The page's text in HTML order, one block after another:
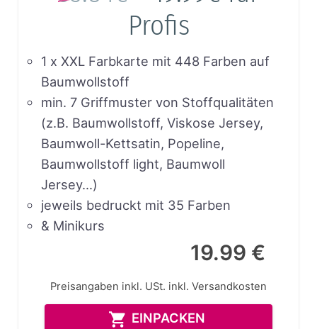
Profis
1 x XXL Farbkarte mit 448 Farben auf
Baumwollstoff
min. 7 Griffmuster von Stoffqualitäten
(z.B. Baumwollstoff, Viskose Jersey,
Baumwoll-Kettsatin, Popeline,
Baumwollstoff light, Baumwoll
Jersey…)
jeweils bedruckt mit 35 Farben
& Minikurs
19.99 €
Preisangaben inkl. USt. inkl. Versandkosten
EINPACKEN